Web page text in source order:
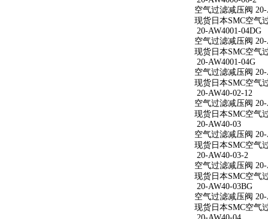
空气过滤减压阀 20-
现货日本SMC空气
20-AW4001-04DG
空气过滤减压阀 20-
现货日本SMC空气
20-AW4001-04G
空气过滤减压阀 20-
现货日本SMC空气
20-AW40-02-12
空气过滤减压阀 20-
现货日本SMC空气
20-AW40-03
空气过滤减压阀 20-
现货日本SMC空气
20-AW40-03-2
空气过滤减压阀
现货日本SMC空气
20-AW40-03BG
空气过滤减压阀 20-
现货日本SMC空气